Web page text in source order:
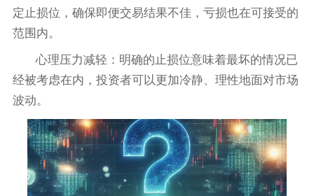
定止损位，确保即便交易结果不佳，亏损也在可接受的
范围内。
心理压力减轻：明确的止损位意味着最坏的情况已
经被考虑在内，投资者可以更加冷静、理性地面对市场
波动。